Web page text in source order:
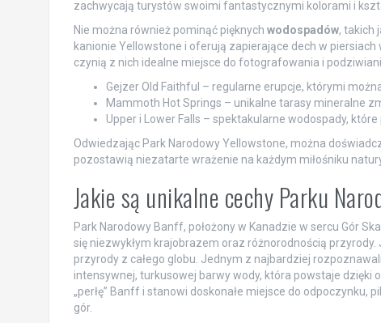
zachwycają turystów swoimi fantastycznymi kolorami i
Nie można również pominąć pięknych wodospadów, takich
kanionie Yellowstone i oferują zapierające dech w
czynią z nich idealne miejsce do fotografowania i
Gejzer Old Faithful – regularne erupcje, którymi
Mammoth Hot Springs – unikalne tarasy mineralne
Upper i Lower Falls – spektakularne wodospady,
Odwiedzając Park Narodowy Yellowstone, można
pozostawią niezatarte wrażenie na każdym miłośniku
Jakie są unikalne cechy Parku
Park Narodowy Banff, położony w Kanadzie w sercu Gór
się niezwykłym krajobrazem oraz różnorodnością
przyrody z całego globu. Jednym z najbardziej
intensywnej, turkusowej barwy wody, która powstaje
„perłę” Banff i stanowi doskonałe miejsce do
gór.